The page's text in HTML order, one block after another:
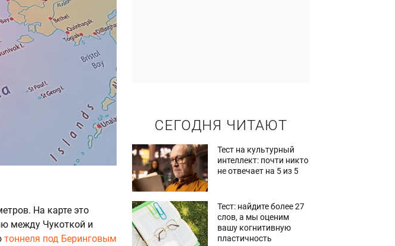
На карте это
между Чукоткой и
тоннеля под Беринговым
СЕГОДНЯ ЧИТАЮТ
Тест на культурный
интеллект: почти никто
не отвечает на 5 из 5
Тест: найдите более 27
слов, а мы оценим
вашу когнитивную
пластичность